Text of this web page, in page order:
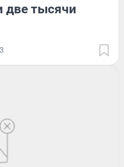
две тысячи
3